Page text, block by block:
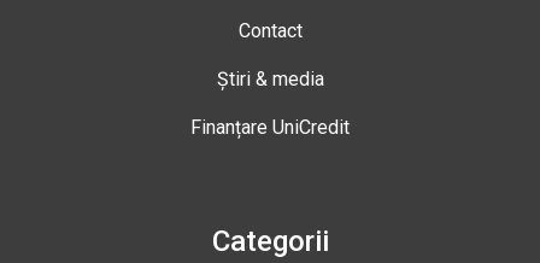
Contact
Știri & media
Finanțare UniCredit
Categorii